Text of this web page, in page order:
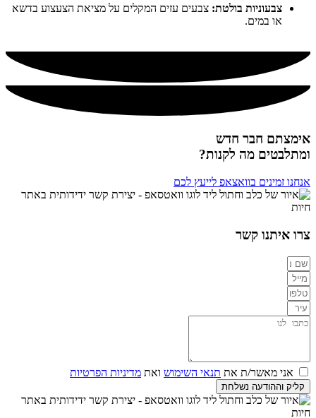
צבעוניות בולטת: צבעים עזים המקלים על מציאת הצעצוע בדשא
או במים.
אימצתם חבר חדש
ומתלבטים מה לקנות?
אנחנו זמינים בוואצאפ לייעץ לכם
צרו איתנו קשר
אני מאשר/ת את תנאי השימוש ואת מדיניות הפרטיות
קליק וההודעה נשלחת